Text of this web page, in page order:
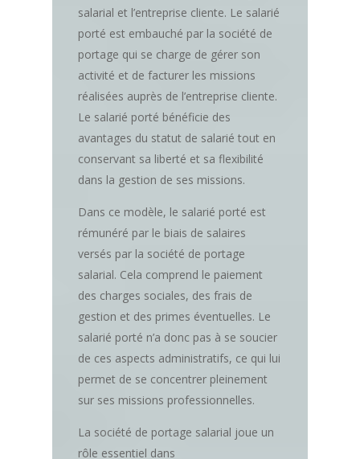
salarial et l’entreprise cliente. Le salarié
porté est embauché par la société de
portage qui se charge de gérer son
activité et de facturer les missions
réalisées auprès de l’entreprise cliente.
Le salarié porté bénéficie des
avantages du statut de salarié tout en
conservant sa liberté et sa flexibilité
dans la gestion de ses missions.
Dans ce modèle, le salarié porté est
rémunéré par le biais de salaires
versés par la société de portage
salarial. Cela comprend le paiement
des charges sociales, des frais de
gestion et des primes éventuelles. Le
salarié porté n’a donc pas à se soucier
de ces aspects administratifs, ce qui lui
permet de se concentrer pleinement
sur ses missions professionnelles.
La société de portage salarial joue un
rôle essentiel dans